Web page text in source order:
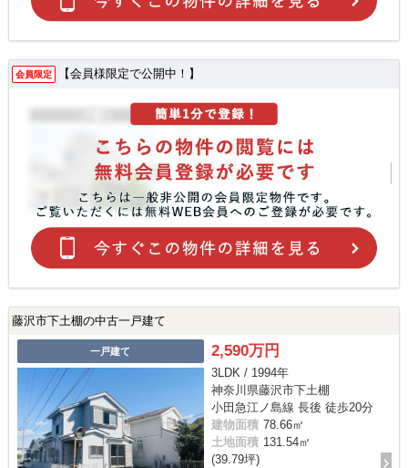
会員限定 【会員様限定で公開中！】
藤沢市下土棚の中古一戸建て
一戸建て 2,590万円
3LDK / 1994年
神奈川県藤沢市下土棚
小田急江ノ島線 長後 徒歩20分
建物面積 78.66㎡
土地面積 131.54㎡
(39.79坪)